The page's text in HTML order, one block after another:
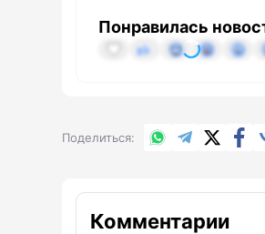
Понравилась
Поделиться WhatsApp
TelegramX.com
Комментарии